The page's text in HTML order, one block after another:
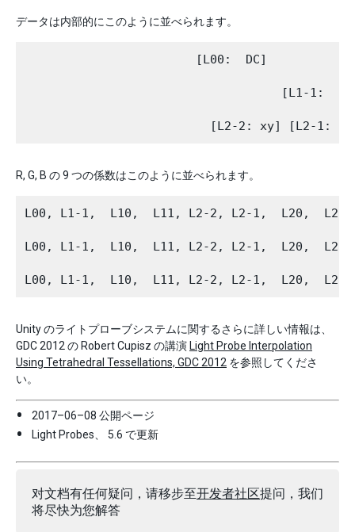
データは内部的にこのように並べられます。
                        [L00:  DC]
[L1-1:
R, G, B の 9 つの係数はこのように並べられます。
L00, L1-1,  L10,  L11, L2-2, L2-1,  L20,  L21,
L00, L1-1,  L10,  L11, L2-2, L2-1,  L20,  L21,
Unity のライトプローブシステムに関するさらに詳しい情報は、
GDC 2012 の Robert Cupisz の講演 Light Probe Interpolation
Using Tetrahedral Tessellations, GDC 2012 を参照してくださ
い。
2017–06–08 公開ページ
Light Probes、 5.6 で更新
对文档有任何疑问，请移步至开发者社区提问，我们
将尽快为您解答